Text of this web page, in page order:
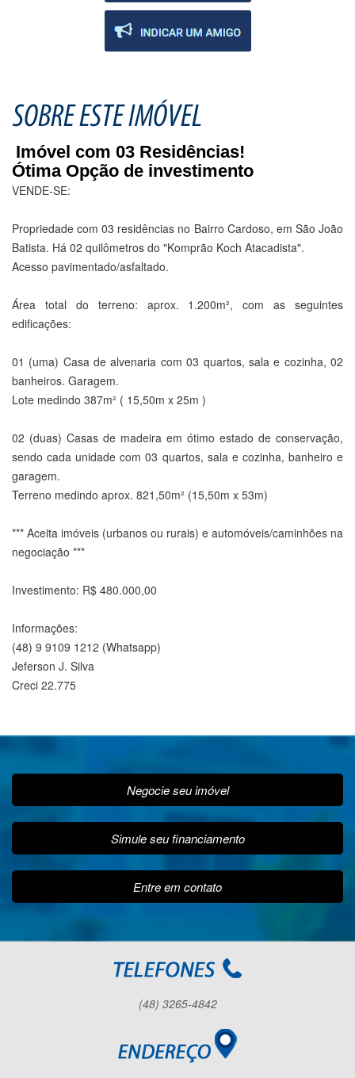
Imóvel com 03 Residências!
Ótima Opção de investimento
VENDE-SE:
Propriedade com 03 residências no Bairro Cardoso, em São João
Batista. Há 02 quilômetros do "Komprão Koch Atacadista".
Acesso pavimentado/asfaltado.
Área total do terreno: aprox. 1.200m², com as seguintes
edificações:
01 (uma) Casa de alvenaria com 03 quartos, sala e cozinha, 02
banheiros. Garagem.
Lote medindo 387m² ( 15,50m x 25m )
02 (duas) Casas de madeira em ótimo estado de conservação,
sendo cada unidade com 03 quartos, sala e cozinha, banheiro e
garagem.
Terreno medindo aprox. 821,50m² (15,50m x 53m)
*** Aceita imóveis (urbanos ou rurais) e automóveis/caminhões na
negociação ***
Investimento: R$ 480.000,00
Informações:
(48) 9 9109 1212 (Whatsapp)
Jeferson J. Silva
Creci 22.775
Negocie seu imóvel
Simule seu financiamento
Entre em contato
(48) 3265-4842